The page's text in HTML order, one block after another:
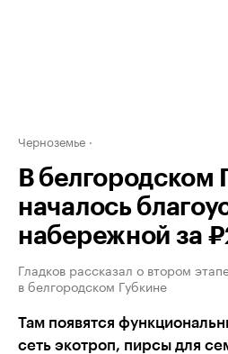
Черноземье
В белгородском
началось
набережной за
Гладков рассказал о втором
в белгородском Губкине
Там появятся
сеть экотроп, пирсы для